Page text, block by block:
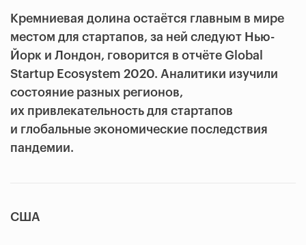
Кремниевая долина остаётся главным в мире
местом для стартапов, за ней следуют Нью-
Йорк и Лондон, говорится в отчёте Global
Startup Ecosystem 2020. Аналитики изучили
состояние разных регионов,
их привлекательность для стартапов
и глобальные экономические последствия
пандемии.
США